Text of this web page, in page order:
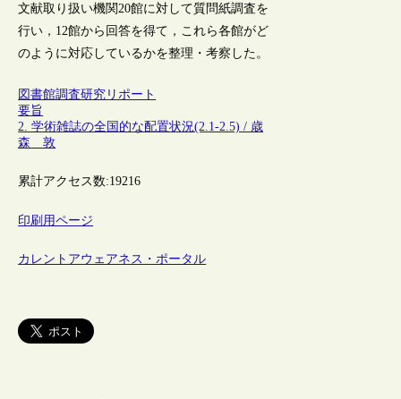
文献取り扱い機関20館に対して質問紙調査を
行い，12館から回答を得て，これら各館がど
のように対応しているかを整理・考察した。
図書館調査研究リポート
要旨
2. 学術雑誌の全国的な配置状況(2.1-2.5) / 歳
森 敦
累計アクセス数:19216
印刷用ページ
カレントアウェアネス・ポータル